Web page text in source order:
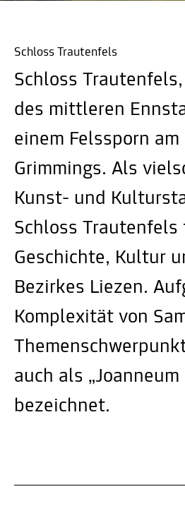
Schloss Trautenfels
Schloss
des mittleren
einem Felssporn am
Grimmings. Als
Kunst- und
Schloss Trautenfels
Geschichte, Kultur
Bezirkes Liezen.
Komplexität von
auch als
bezeichnet.